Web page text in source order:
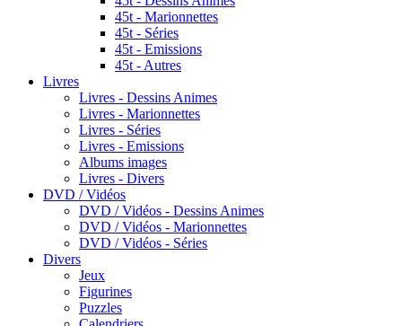
45t - Marionnettes
45t - Séries
45t - Emissions
45t - Autres
Livres
Livres - Dessins Animes
Livres - Marionnettes
Livres - Séries
Livres - Emissions
Albums images
Livres - Divers
DVD / Vidéos
DVD / Vidéos - Dessins Animes
DVD / Vidéos - Marionnettes
DVD / Vidéos - Séries
Divers
Jeux
Figurines
Puzzles